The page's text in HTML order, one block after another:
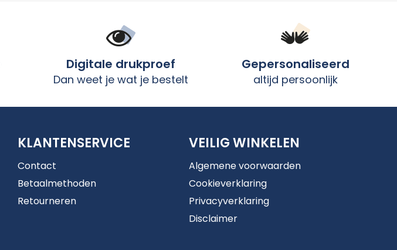
Digitale drukproef
Dan weet je wat je bestelt
Gepersonaliseerd
altijd persoonlijk
KLANTENSERVICE
Contact
Betaalmethoden
Retourneren
VEILIG WINKELEN
Algemene voorwaarden
Cookieverklaring
Privacyverklaring
Disclaimer